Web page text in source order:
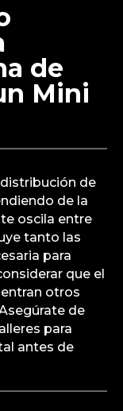
de
Mini
de
de la
oscila entre
tanto las
para
que el
otros
de
para
antes de